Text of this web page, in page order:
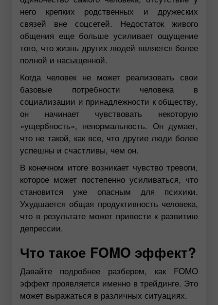
него крепких родственных и дружеских
связей вне соцсетей. Недостаток живого
общения еще больше усиливает ощущение
того, что жизнь других людей является более
полной и насыщенной.
Когда человек не может реализовать свои
базовые потребности человека в
социализации и принадлежности к обществу,
он начинает чувствовать некоторую
«ущербность», ненормальность. Он думает,
что не такой, как все, что другие люди более
успешны и счастливы, чем он.
В конечном итоге возникает чувство тревоги,
которое может постепенно усиливаться, что
становится уже опасным для психики.
Ухудшается общая продуктивность человека,
что в результате может привести к развитию
депрессии.
Что такое FOMO эффект?
Давайте подробнее разберем, как FOMO
эффект проявляется именно в трейдинге. Это
может выражаться в различных ситуациях.